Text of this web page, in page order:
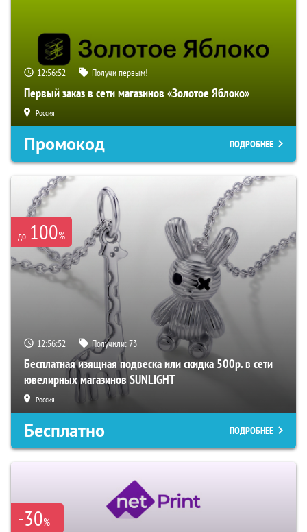
12:56:51 Получи первым!
Первый заказ в сети магазинов «Золотое Яблоко»
Россия
Промокод ПОДРОБНЕЕ
до 100%
12:56:51 Получили:73
Бесплатная изящная подвеска или скидка 500р. в сети
ювелирных магазинов SUNLIGHT
Россия
Бесплатно ПОДРОБНЕЕ
-30%